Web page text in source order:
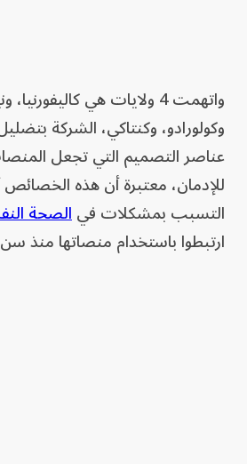
واتهمت 4 ولايات هي
وكولورادو، وكنتاكي، الشركة
عناصر التصميم التي تجعل
للإدمان، معتبرة أن هذه
التسبب بمشكلات فيالصحة
ارتبطوا باستخدام منصاتها منذ